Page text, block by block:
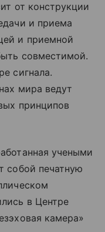
от конструкции
и приема
и приемной
совместимой.
сигнала.
мира ведут
принципов
учеными
собой печатную
в Центре
камера»